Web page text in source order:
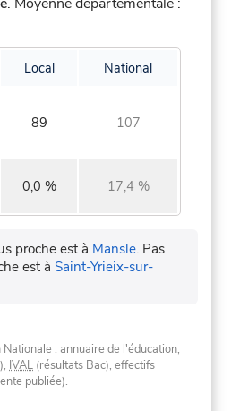
Local National
89 107
0,0 % 17,4 %
proche est à Mansle. Pas
est àSaint-Yrieix-sur-
Nationale : annuaire de l'éducation,
IVAL (résultats Bac), effectifs
publiée).